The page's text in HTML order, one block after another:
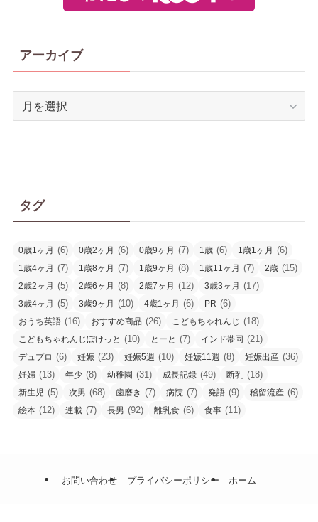
アーカイブ
タグ
0歳1ヶ月 (6) 0歳2ヶ月 (6) 0歳9ヶ月 (7) 1歳 (6) 1歳1ヶ月 (6)
1歳4ヶ月 (7) 1歳8ヶ月 (7) 1歳9ヶ月 (8) 1歳11ヶ月 (7) 2歳 (15)
2歳2ヶ月 (5) 2歳6ヶ月 (8) 2歳7ヶ月 (12) 3歳3ヶ月 (17)
3歳4ヶ月 (5) 3歳9ヶ月 (10) 4歳1ヶ月 (6) PR (6)
おうち英語 (16) おすすめ商品 (26) こどもちゃれんじ (18)
こどもちゃれんじぽけっと (10) とーと (7) インド帯同 (21)
デュプロ (6) 妊娠 (23) 妊娠5週 (10) 妊娠11週 (8) 妊娠出産 (36)
妊婦 (13) 年少 (8) 幼稚園 (31) 成長記録 (49) 断乳 (18)
新生児 (5) 次男 (68) 歯磨き (7) 病院 (7) 発語 (9) 稽留流産 (6)
絵本 (12) 連載 (7) 長男 (92) 離乳食 (6) 食事 (11)
お問い合わせ プライバシーポリシー ホーム